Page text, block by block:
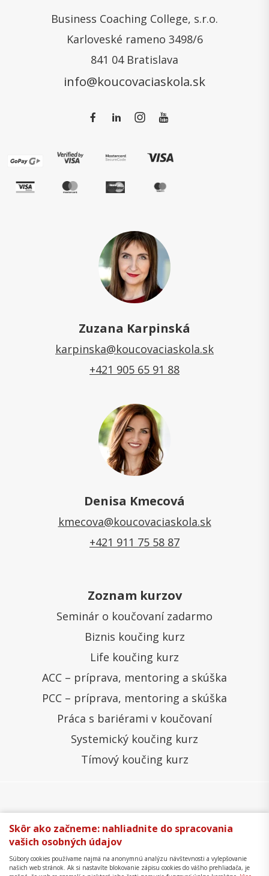
Business Coaching College, s.r.o.
Karloveské rameno 3498/6
841 04 Bratislava
info@koucovaciaskola.sk
Zuzana Karpinská
karpinska@koucovaciaskola.sk
+421 905 65 91 88
Denisa Kmecová
kmecova@koucovaciaskola.sk
+421 911 75 58 87
Zoznam kurzov
Seminár o koučovaní zadarmo
Biznis koučing kurz
Life koučing kurz
ACC – príprava, mentoring a skúška
PCC – príprava, mentoring a skúška
Práca s bariérami v koučovaní
Systemický koučing kurz
Tímový koučing kurz
Všeobecné obchodné podmienky
Správa cookies
Ochrana osobných údajov
Formulár na odstúpenie
Mapa stránky
Skôr ako začneme: nahliadnite do spracovania
vašich osobných údajov
Súbory cookies používame najmä na anonymnú analýzu návštevnosti a vylepšovanie
našich web stránok. Ak si nastavíte blokovanie zápisu cookies do vášho prehliadača, je